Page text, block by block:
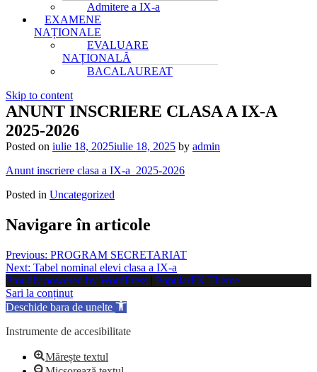
Admitere a IX-a
EXAMENE
NAȚIONALE
EVALUARE
NAȚIONALĂ
BACALAUREAT
Skip to content
ANUNT INSCRIERE CLASA A IX-A
2025-2026
Posted on iulie 18, 2025iulie 18, 2025 by admin
Anunt inscriere clasa a IX-a_2025-2026
Posted in Uncategorized
Navigare în articole
Previous: PROGRAM SECRETARIAT
Next: Tabel nominal elevi clasa a IX-a
Proudly powered by WordPress
PopularFX Theme
Sari la conținut
Deschide bara de unelte
Instrumente de accesibilitate
Mărește textul